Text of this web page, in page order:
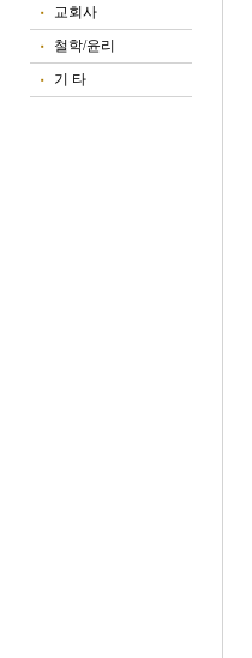
■ 교회사
■ 철학/윤리
■ 기 타